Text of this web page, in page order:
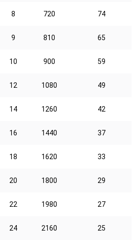
8 720 74
9 810 65
10 900 59
12 1080 49
14 1260 42
16 1440 37
18 1620 33
20 1800 29
22 1980 27
24 2160 25